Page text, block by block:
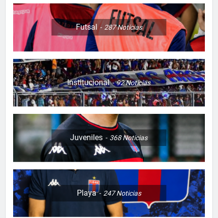
Futsal 287Noticias
Institucional 92Noticias
Juveniles 368Noticias
Playa 247Noticias